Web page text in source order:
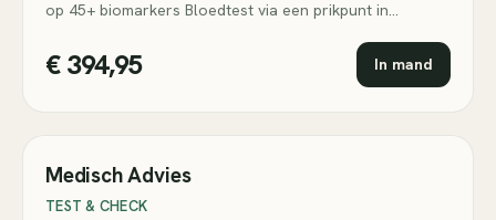
op 45+ biomarkers Bloedtest via een prikpunt in…
€ 394,95 In mand
Medisch Advies
TEST & CHECK